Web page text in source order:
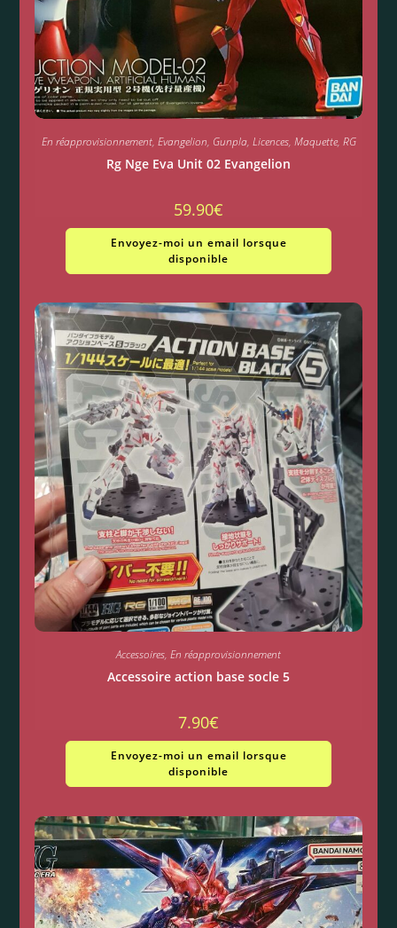
En réapprovisionnement, Evangelion, Gunpla, Licences, Maquette, RG
Rg Nge Eva Unit 02 Evangelion
59.90€
Envoyez-moi un email lorsque
disponible
Accessoires, En réapprovisionnement
Accessoire action base socle 5
7.90€
Envoyez-moi un email lorsque
disponible